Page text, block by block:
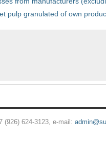
pulp granulated of own
(926) 624-3123, e-mail: